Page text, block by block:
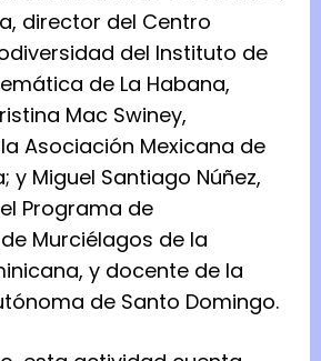
director del Centro
del Instituto de
de La Habana,
Mac Swiney,
Asociación Mexicana de
y Miguel Santiago Núñez,
Programa de
Murciélagos de la
y docente de la
de Santo Domingo.